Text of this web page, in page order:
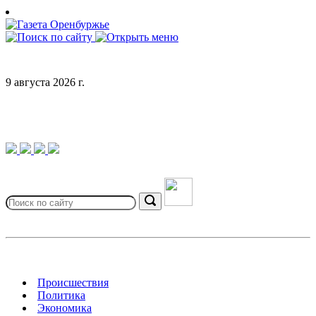
Skip
to
content
9 августа 2026 г.
for:
Search
Происшествия
Политика
Экономика